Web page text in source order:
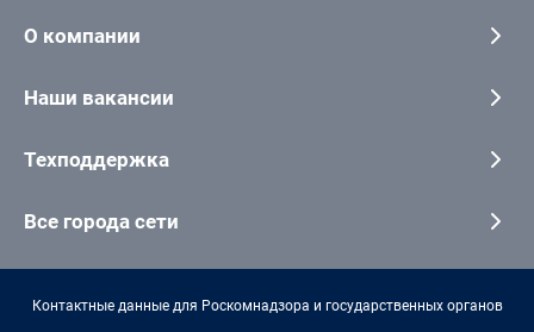
О компании
Наши вакансии
Техподдержка
Все города сети
Контактные данные для Роскомнадзора и государственных органов